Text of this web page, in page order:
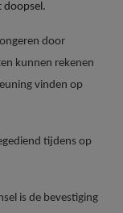
doopsel.
door
kunnen rekenen
vinden op
tijdens op
is de bevestiging